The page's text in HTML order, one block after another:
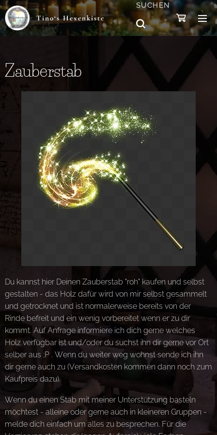
Tino‘s Hexenkiste
SUCHEN
Zauberstab
Du kannst hier Deinen Zauberstab "roh" kaufen und selbst
gestalten - das Holz dafür wird von mir selbst gesammelt
und getrocknet und ist normalerweise bereits von der
Rinde befreit und ein wenig vorbereitet wenn er zu dir
kommt. Auf Anfrage informiere ich dich gerne welches
Holz verfügbar ist und/oder du suchst ihn dir gerne vor Ort
selber aus ;P . Wenn du weiter weg wohnst sende ich ihn
dir gerne auch zu (Versandkosten kommen dann noch zum
Kaufpreis dazu).
Wenn du einen Stab mit meiner Unterstützung basteln
möchtest - alleine oder gerne auch in kleineren Gruppen -
melde dich einfach um alles zu besprechen. Für die